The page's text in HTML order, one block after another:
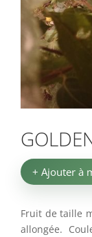
+ Ajouter à
Fruit de taille
allongée.